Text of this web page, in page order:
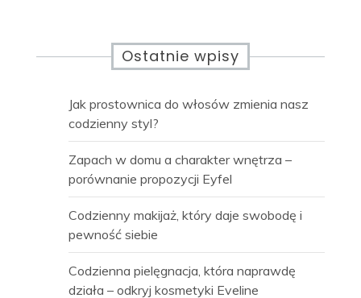
Ostatnie wpisy
Jak prostownica do włosów zmienia nasz
codzienny styl?
Zapach w domu a charakter wnętrza –
porównanie propozycji Eyfel
Codzienny makijaż, który daje swobodę i
pewność siebie
Codzienna pielęgnacja, która naprawdę
działa – odkryj kosmetyki Eveline